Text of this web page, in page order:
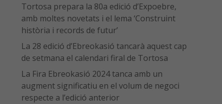
Tortosa prepara la 80a edició d’Expoebre,
amb moltes novetats i el lema ‘Construint
història i records de futur’
La 28 edició d’Ebreokasió tancarà aquest cap
de setmana el calendari firal de Tortosa
La Fira Ebreokasió 2024 tanca amb un
augment significatiu en el volum de negoci
respecte a l’edició anterior